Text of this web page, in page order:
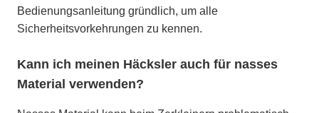
Bedienungsanleitung gründlich, um alle
Sicherheitsvorkehrungen zu kennen.
Kann ich meinen Häcksler auch für nasses
Material verwenden?